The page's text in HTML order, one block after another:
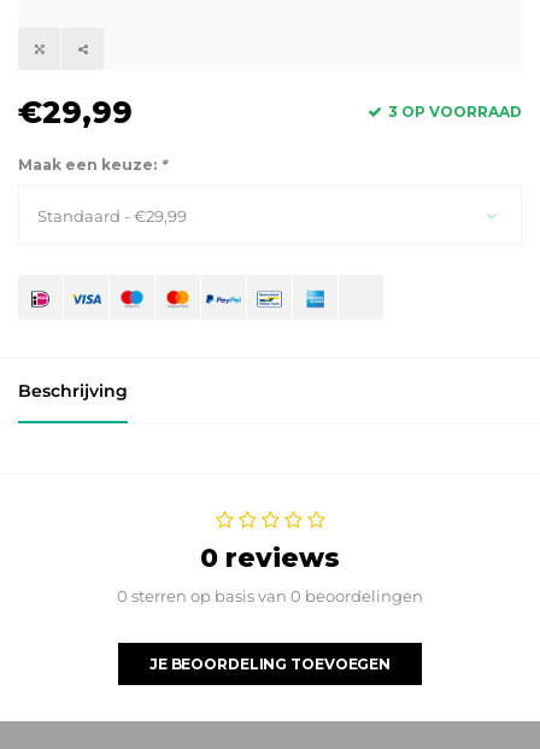
€29,99 3 OP VOORRAAD
Maak een keuze: *
Standaard - €29,99
Beschrijving
0 reviews
0 sterren op basis van 0 beoordelingen
JE BEOORDELING TOEVOEGEN